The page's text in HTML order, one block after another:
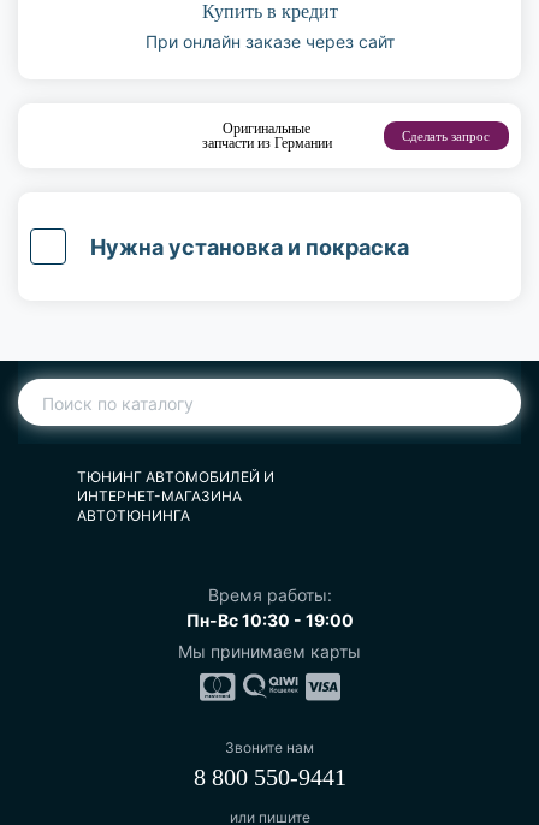
Купить в кредит
При онлайн заказе через сайт
Оригинальные
запчасти из Германии
Сделать запрос
Нужна установка и покраска
ТЮНИНГ АВТОМОБИЛЕЙ И
ИНТЕРНЕТ-МАГАЗИНА
АВТОТЮНИНГА
Время работы:
Пн-Вс 10:30 - 19:00
Мы принимаем карты
Звоните нам
8 800 550-9441
или пишите